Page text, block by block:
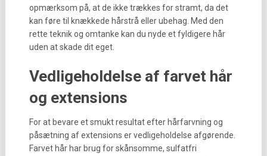
opmærksom på, at de ikke trækkes for stramt, da det
kan føre til knækkede hårstrå eller ubehag. Med den
rette teknik og omtanke kan du nyde et fyldigere hår
uden at skade dit eget.
Vedligeholdelse af farvet hår
og extensions
For at bevare et smukt resultat efter hårfarvning og
påsætning af extensions er vedligeholdelse afgørende.
Farvet hår har brug for skånsomme, sulfatfri